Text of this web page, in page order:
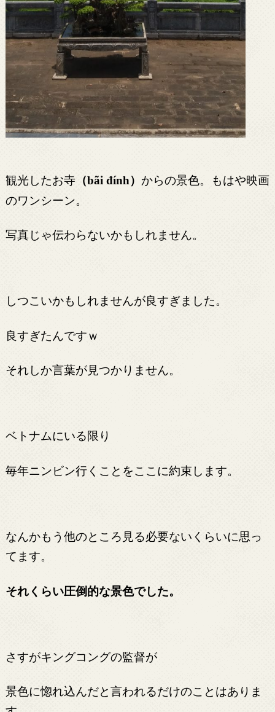
観光したお寺（bãi đính） からの景色。もはや映画
のワンシーン。
写真じゃ伝わらないかもしれません。
しつこいかもしれませんが良すぎました。
良すぎたんですｗ
それしか言葉が見つかりません。
ベトナムにいる限り
毎年ニンビン行くことをここに約束します。
なんかもう他のところ見る必要ないくらいに思っ
てます。
それくらい圧倒的な景色でした。
さすがキングコングの監督が
景色に惚れ込んだと言われるだけのことはありま